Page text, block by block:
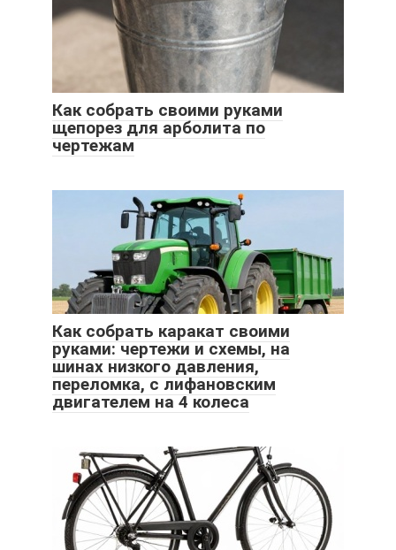
Как собрать своими руками
щепорез для арболита по
чертежам
Как собрать каракат своими
руками: чертежи и схемы, на
шинах низкого давления,
переломка, с лифановским
двигателем на 4 колеса